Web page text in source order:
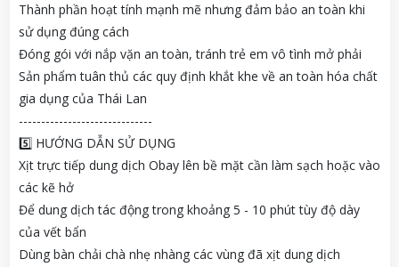
Thành phần hoạt tính mạnh mẽ nhưng đảm bảo an toàn khi
sử dụng đúng cách
Đóng gói với nắp vặn an toàn, tránh trẻ em vô tình mở phải
Sản phẩm tuân thủ các quy định khắt khe về an toàn hóa chất
gia dụng của Thái Lan
------------------------------
5️⃣ HƯỚNG DẪN SỬ DỤNG
Xịt trực tiếp dung dịch Obay lên bề mặt cần làm sạch hoặc vào
các kẽ hở
Để dung dịch tác động trong khoảng 5 - 10 phút tùy độ dày
của vết bẩn
Dùng bàn chải chà nhẹ nhàng các vùng đã xịt dung dịch